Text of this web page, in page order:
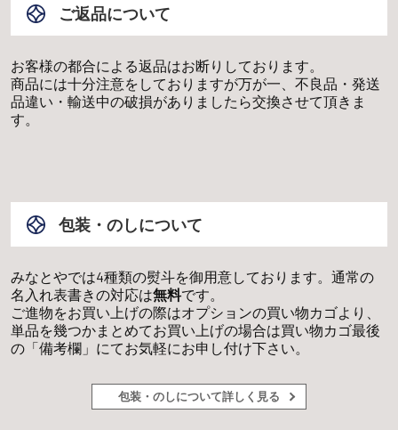
ご返品について
お客様の都合による返品はお断りしております。
商品には十分注意をしておりますが万が一、不良品・発送
品違い・輸送中の破損がありましたら交換させて頂きま
す。
包装・のしについて
みなとやでは4種類の熨斗を御用意しております。通常の
名入れ表書きの対応は無料です。
ご進物をお買い上げの際はオプションの買い物カゴより、
単品を幾つかまとめてお買い上げの場合は買い物カゴ最後
の「備考欄」にてお気軽にお申し付け下さい。
包装・のしについて詳しく見る